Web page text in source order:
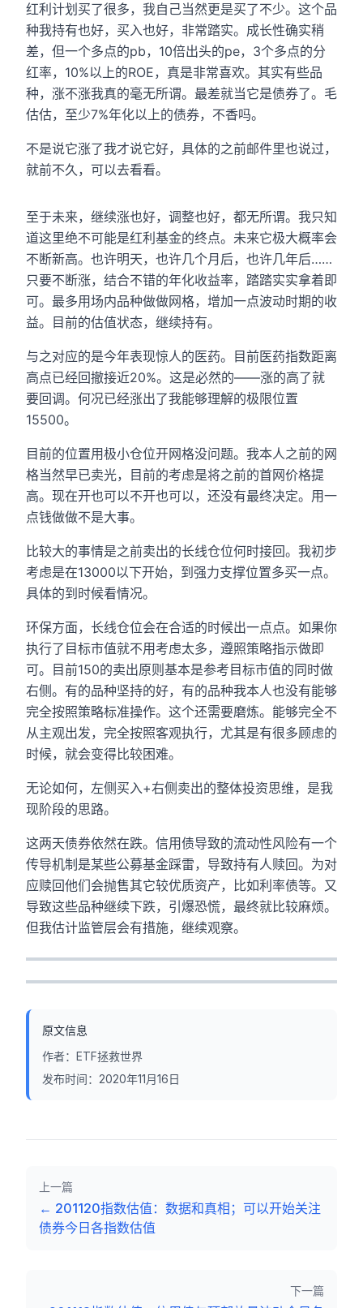
红利计划买了很多，我自己当然更是买了不少。这个品
种我持有也好，买入也好，非常踏实。成长性确实稍
差，但一个多点的pb，10倍出头的pe，3个多点的分
红率，10%以上的ROE，真是非常喜欢。其实有些品
种，涨不涨我真的毫无所谓。最差就当它是债券了。毛
估估，至少7%年化以上的债券，不香吗。
不是说它涨了我才说它好，具体的之前邮件里也说过，
就前不久，可以去看看。
至于未来，继续涨也好，调整也好，都无所谓。我只知
道这里绝不可能是红利基金的终点。未来它极大概率会
不断新高。也许明天，也许几个月后，也许几年后……
只要不断涨，结合不错的年化收益率，踏踏实实拿着即
可。最多用场内品种做做网格，增加一点波动时期的收
益。目前的估值状态，继续持有。
与之对应的是今年表现惊人的医药。目前医药指数距离
高点已经回撤接近20%。这是必然的——涨的高了就
要回调。何况已经涨出了我能够理解的极限位置
15500。
目前的位置用极小仓位开网格没问题。我本人之前的网
格当然早已卖光，目前的考虑是将之前的首网价格提
高。现在开也可以不开也可以，还没有最终决定。用一
点钱做做不是大事。
比较大的事情是之前卖出的长线仓位何时接回。我初步
考虑是在13000以下开始，到强力支撑位置多买一点。
具体的到时候看情况。
环保方面，长线仓位会在合适的时候出一点点。如果你
执行了目标市值就不用考虑太多，遵照策略指示做即
可。目前150的卖出原则基本是参考目标市值的同时做
右侧。有的品种坚持的好，有的品种我本人也没有能够
完全按照策略标准操作。这个还需要磨炼。能够完全不
从主观出发，完全按照客观执行，尤其是有很多顾虑的
时候，就会变得比较困难。
无论如何，左侧买入+右侧卖出的整体投资思维，是我
现阶段的思路。
这两天债券依然在跌。信用债导致的流动性风险有一个
传导机制是某些公募基金踩雷，导致持有人赎回。为对
应赎回他们会抛售其它较优质资产，比如利率债等。又
导致这些品种继续下跌，引爆恐慌，最终就比较麻烦。
但我估计监管层会有措施，继续观察。
原文信息
作者： ETF拯救世界
发布时间： 2020年11月16日
上一篇
← 201120指数估值：数据和真相；可以开始关注
债券今日各指数估值
下一篇